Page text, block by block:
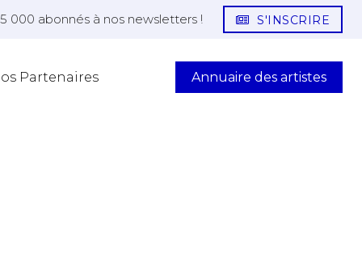
000 abonnés à nos newsletters ! S'INSCRIRE
Partenaires Annuaire des artistes